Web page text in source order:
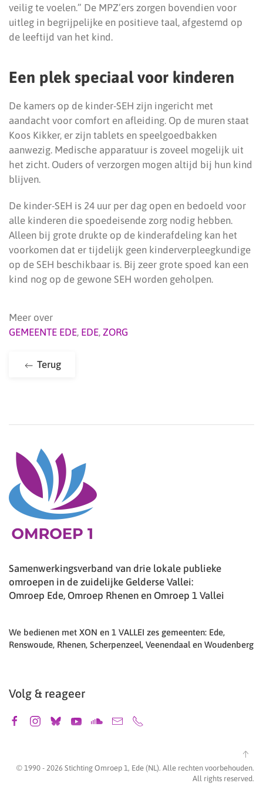
veilig te voelen.” De MPZ’ers zorgen bovendien voor
uitleg in begrijpelijke en positieve taal, afgestemd op
de leeftijd van het kind.
Een plek speciaal voor kinderen
De kamers op de kinder-SEH zijn ingericht met
aandacht voor comfort en afleiding. Op de muren staat
Koos Kikker, er zijn tablets en speelgoedbakken
aanwezig. Medische apparatuur is zoveel mogelijk uit
het zicht. Ouders of verzorgen mogen altijd bij hun kind
blijven.
De kinder-SEH is 24 uur per dag open en bedoeld voor
alle kinderen die spoedeisende zorg nodig hebben.
Alleen bij grote drukte op de kinderafdeling kan het
voorkomen dat er tijdelijk geen kinderverpleegkundige
op de SEH beschikbaar is. Bij zeer grote spoed kan een
kind nog op de gewone SEH worden geholpen.
Meer over
GEMEENTE EDE, EDE, ZORG
Terug
Samenwerkingsverband van drie lokale publieke
omroepen in de zuidelijke Gelderse Vallei:
Omroep Ede, Omroep Rhenen en Omroep 1 Vallei
We bedienen met XON en 1 VALLEI zes gemeenten: Ede,
Renswoude, Rhenen, Scherpenzeel, Veenendaal en Woudenberg
Volg & reageer
© 1990 - 2026 Stichting Omroep 1, Ede (NL). Alle rechten voorbehouden.
All rights reserved.